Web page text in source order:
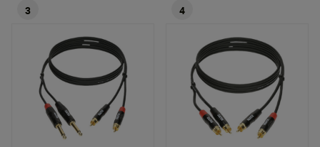
3 4